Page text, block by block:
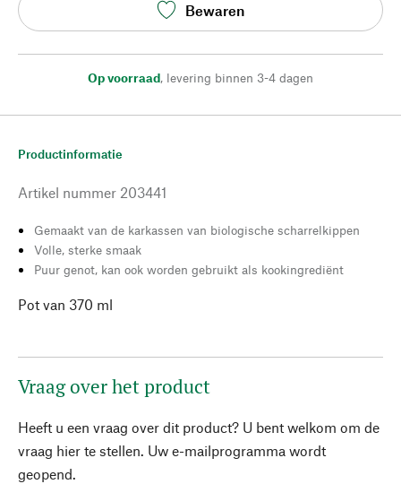
Bewaren
Op voorraad, levering binnen 3-4 dagen
Productinformatie
Artikel nummer 203441
Gemaakt van de karkassen van biologische scharrelkippen
Volle, sterke smaak
Puur genot, kan ook worden gebruikt als kookingrediënt
Pot van 370 ml
Vraag over het product
Heeft u een vraag over dit product? U bent welkom om de
vraag hier te stellen. Uw e-mailprogramma wordt
geopend.